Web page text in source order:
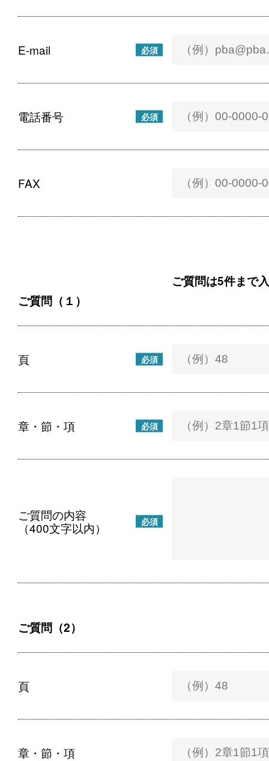
E-mail 必須
電話番号 必須
FAX
ご質問（１）
ご質問は5件まで
頁 必須
章・節・項 必須
ご質問の内容
（400文字以内）
必須
ご質問（2）
頁
章・節・項